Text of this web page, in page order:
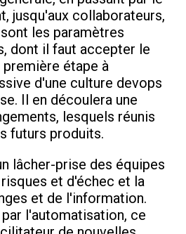
jusqu'aux collaborateurs,
les paramètres
dont il faut accepter le
étape à
d'une culture devops
Il en découlera une
lesquels réunis
futurs produits.
lâcher-prise des équipes
et d'échec et la
et de l'information.
l'automatisation, ce